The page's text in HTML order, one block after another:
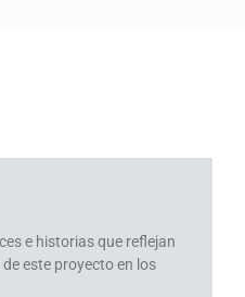
e historias que reflejan
este proyecto en los